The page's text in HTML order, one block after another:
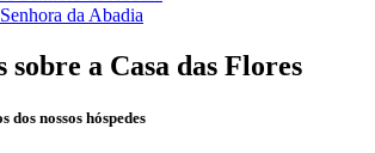
da Abadia
sobre a Casa das Flores
dos nossos hóspedes